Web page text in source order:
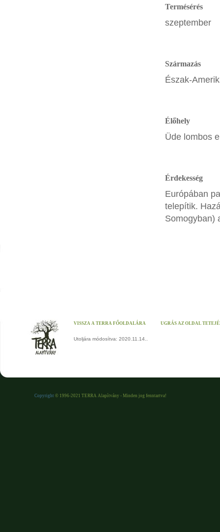
Termésérés
szeptember
Származás
Észak-
Élőhely
Üde lombos
Érdekesség
Európában
telepítik.
Somogyban)
VISSZA A TERRA FŐOLDALÁRA UGRÁS AZ OLDAL
Utoljára módosítva: 2020.11.14..
Copyright © 1996-2021 TERRA Alapítvány - Minden jog fenntartva!